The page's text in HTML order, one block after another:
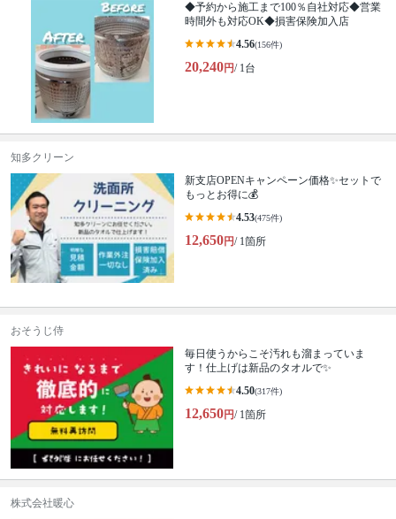
◆予約から施工まで100％自社対応◆営業
時間外も対応OK◆損害保険加入店
4.56(156件)
20,240円/ 1台
知多クリーン
新支店OPENキャンペーン価格✨セットで
もっとお得に💰
4.53(475件)
12,650円/ 1箇所
おそうじ侍
毎日使うからこそ汚れも溜まっていま
す！仕上げは新品のタオルで✨
4.50(317件)
12,650円/ 1箇所
株式会社暖心